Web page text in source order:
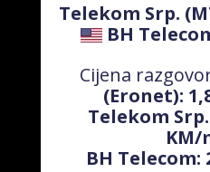
Telekom Srp.
BH
Cijena
(Eronet):
Telekom
KM/
BH Telecom: